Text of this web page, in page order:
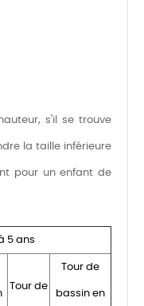
s'il se trouve
la taille inférieure
pour un enfant de
5 ans
Tour de
Tour de
bassin en